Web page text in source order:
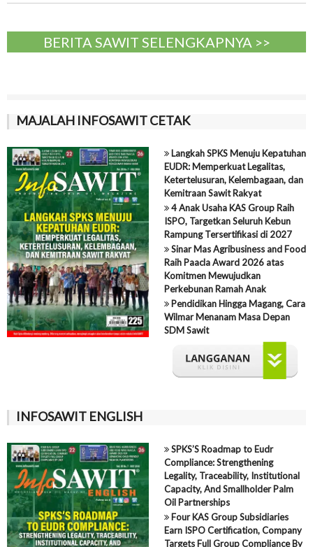
BERITA SAWIT SELENGKAPNYA >>
MAJALAH INFOSAWIT CETAK
Langkah SPKS Menuju Kepatuhan
EUDR: Memperkuat Legalitas,
Ketertelusuran, Kelembagaan, dan
Kemitraan Sawit Rakyat
4 Anak Usaha KAS Group Raih
ISPO, Targetkan Seluruh Kebun
Rampung Tersertifikasi di 2027
Sinar Mas Agribusiness and Food
Raih Paacla Award 2026 atas
Komitmen Mewujudkan
Perkebunan Ramah Anak
Pendidikan Hingga Magang, Cara
Wilmar Menanam Masa Depan
SDM Sawit
INFOSAWIT ENGLISH
SPKS’S Roadmap to Eudr
Compliance: Strengthening
Legality, Traceability, Institutional
Capacity, And Smallholder Palm
Oil Partnerships
Four KAS Group Subsidiaries
Earn ISPO Certification, Company
Targets Full Group Compliance By